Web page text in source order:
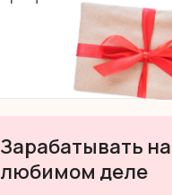
Зарабатывать на
любимом деле